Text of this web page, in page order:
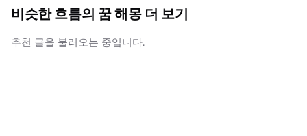
비슷한 흐름의 꿈 해몽 더 보기
추천 글을 불러오는 중입니다.